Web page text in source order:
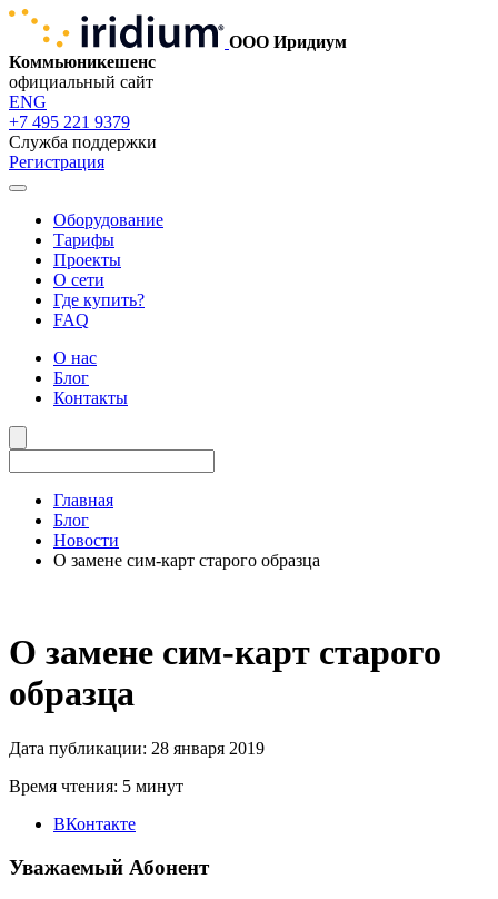
ООО Иридиум
Коммьюникешенс
официальный сайт
ENG
+7 495 221 9379
Служба поддержки
Регистрация
Оборудование
Тарифы
Проекты
О сети
Где купить?
FAQ
О нас
Блог
Контакты
Главная
Блог
Новости
О замене сим-карт старого образца
О замене сим-карт старого
образца
Дата публикации: 28 января 2019
Время чтения: 5 минут
ВКонтакте
Уважаемый Абонент